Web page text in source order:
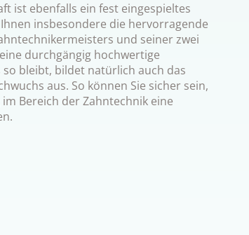
ist ebenfalls ein fest eingespieltes
insbesondere die hervorragende
und seiner zwei
durchgängig hochwertige
bleibt, bildet natürlich auch das
aus. So können Sie sicher sein,
Bereich der Zahntechnik eine